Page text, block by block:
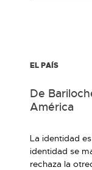
EL PAÍS
De
América
La identidad
identidad se
rechaza la